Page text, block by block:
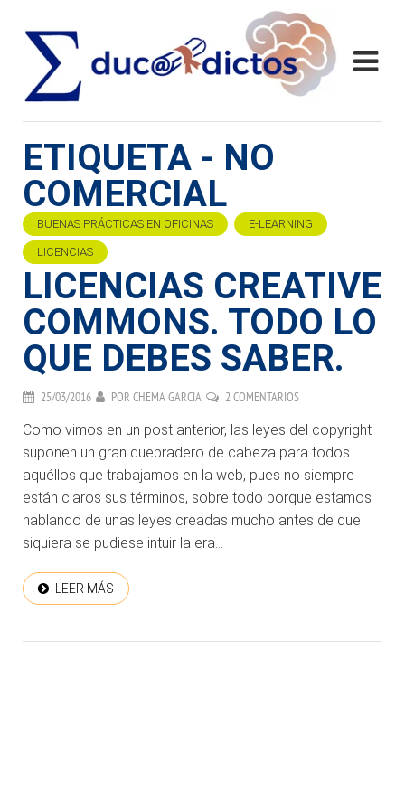
ETIQUETA - NO
COMERCIAL
BUENAS PRÁCTICAS EN OFICINAS E-LEARNING
LICENCIAS
LICENCIAS CREATIVE
COMMONS. TODO LO
QUE DEBES SABER.
25/03/2016 POR CHEMA GARCIA 2 COMENTARIOS
Como vimos en un post anterior, las leyes del copyright
suponen un gran quebradero de cabeza para todos
aquéllos que trabajamos en la web, pues no siempre
están claros sus términos, sobre todo porque estamos
hablando de unas leyes creadas mucho antes de que
siquiera se pudiese intuir la era...
LEER MÁS